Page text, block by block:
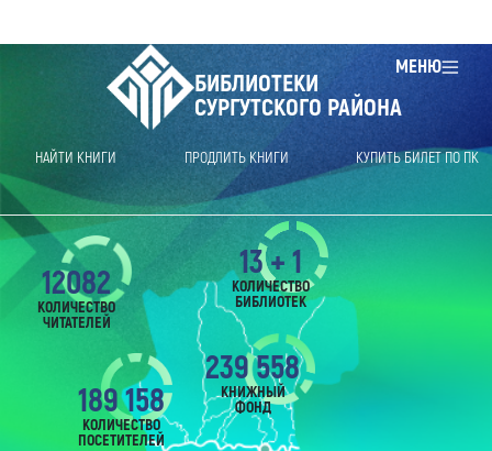
МЕНЮ
БИБЛИОТЕКИ
СУРГУТСКОГО РАЙОНА
НАЙТИ КНИГИ ПРОДЛИТЬ КНИГИ КУПИТЬ БИЛЕТ ПО ПК
12082
КОЛИЧЕСТВО
ЧИТАТЕЛЕЙ
189 158
КОЛИЧЕСТВО
ПОСЕТИТЕЛЕЙ
239 558
КНИЖНЫЙ
ФОНД
13 + 1
КОЛИЧЕСТВО
БИБЛИОТЕК